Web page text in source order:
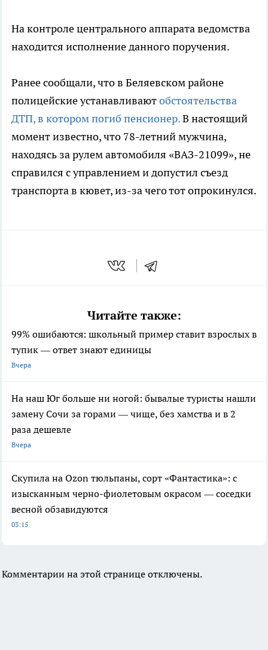
На контроле центрального аппарата ведомства
находится исполнение данного поручения.
Ранее сообщали, что в Беляевском районе
полицейские устанавливаютобстоятельства
ДТП, в котором погиб пенсионер.В настоящий
момент известно, что 78-летний мужчина,
находясь за рулем автомобиля «ВАЗ-21099», не
справился с управлением и допустил съезд
транспорта в кювет, из-за чего тот опрокинулся.
Читайте также:
99% ошибаются: школьный пример ставит взрослых в
тупик — ответ знают единицы
Вчера
На наш Юг больше ни ногой: бывалые туристы нашли
замену Сочи за горами — чище, без хамства и в 2
раза дешевле
Вчера
Скупила на Ozon тюльпаны, сорт «Фантастика»: с
изысканным черно-фиолетовым окрасом — соседки
весной обзавидуются
03:15
Комментарии на этой странице отключены.